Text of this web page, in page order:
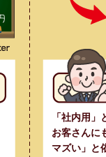
「社内用
お客さんに
マズい」と